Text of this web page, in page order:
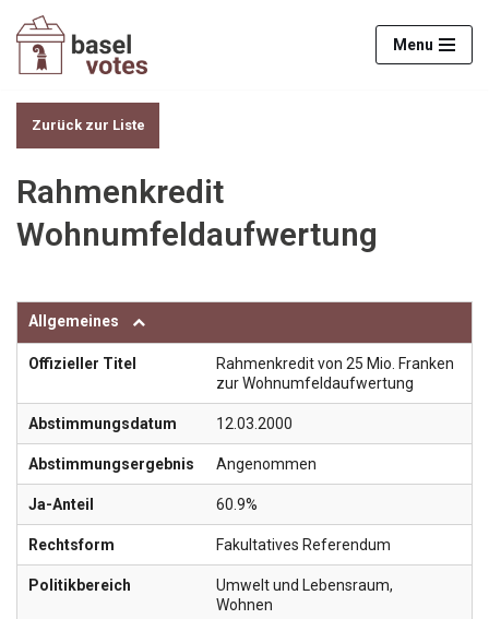
Zum
Menu
Zurück zur Liste
Rahmenkredit
Wohnumfeldaufwertung
Allgemeines
Offizieller Titel
Rahmenkredit von 25 Mio. Franken
zur Wohnumfeldaufwertung
Abstimmungsdatum 12.03.2000
Abstimmungsergebnis Angenommen
Ja-Anteil 60.9%
Rechtsform Fakultatives Referendum
Politikbereich Umwelt und Lebensraum,
Wohnen